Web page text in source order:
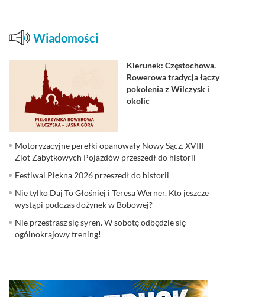
Wiadomości
Kierunek: Częstochowa.
Rowerowa tradycja łączy
pokolenia z Wilczysk i
okolic
Motoryzacyjne perełki opanowały Nowy Sącz. XVIII
Zlot Zabytkowych Pojazdów przeszedł do historii
Festiwal Piękna 2026 przeszedł do historii
Nie tylko Daj To Głośniej i Teresa Werner. Kto jeszcze
wystąpi podczas dożynek w Bobowej?
Nie przestrasz się syren. W sobotę odbędzie się
ogólnokrajowy trening!